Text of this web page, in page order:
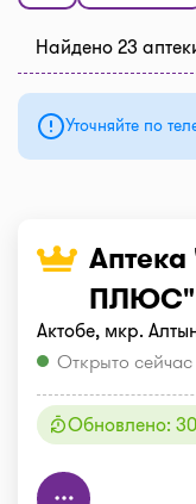
Найдено 23
Уточняйте по
ПЛЮС"
Актобе, мкр.
Открыто сейчас
Обновлено: